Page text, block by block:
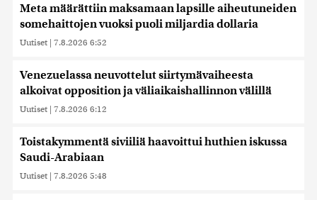
Meta määrättiin maksamaan lapsille aiheutuneiden
somehaittojen vuoksi puoli miljardia dollaria
Uutiset | 7.8.2026 6:52
Venezuelassa neuvottelut siirtymävaiheesta
alkoivat opposition ja väliaikaishallinnon välillä
Uutiset | 7.8.2026 6:12
Toistakymmentä siviiliä haavoittui huthien iskussa
Saudi-Arabiaan
Uutiset | 7.8.2026 5:48